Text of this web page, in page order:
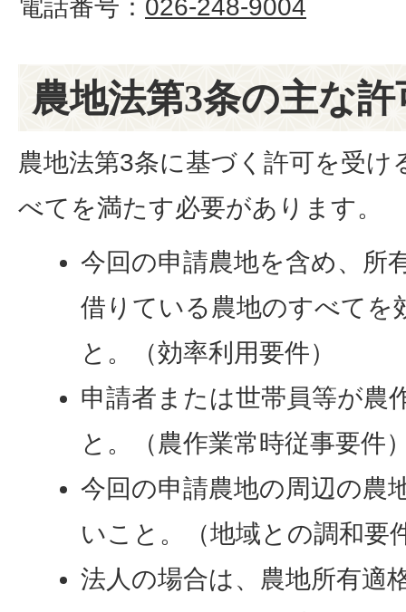
電話番号： 026-248-9004
農地法第3条の主な許
農地法第3条に基づく許可を受け
べてを満たす必要があります。
今回の申請農地を含め、所
借りている農地のすべてを
と。（効率利用要件）
申請者または世帯員等が農
と。（農作業常時従事要件
今回の申請農地の周辺の農
いこと。（地域との調和要
法人の場合は、農地所有適